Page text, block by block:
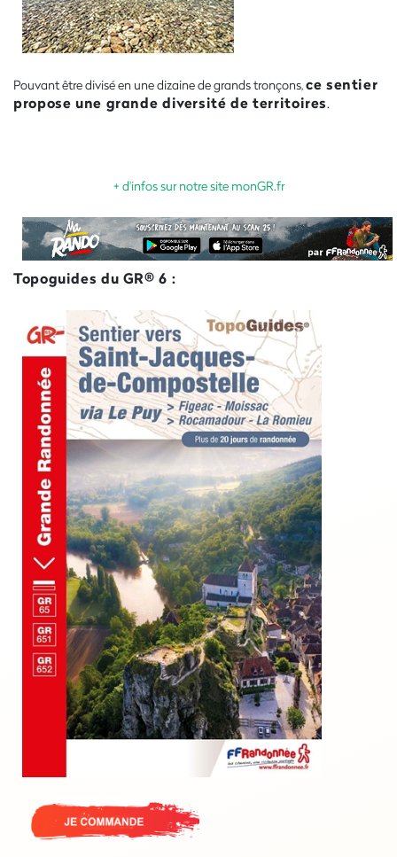
Pouvant être divisé en une dizaine de grands tronçons,ce sentier
propose une grande diversité de territoires.
+ d'infos sur notre site monGR.fr
Topoguides du GR® 6 :